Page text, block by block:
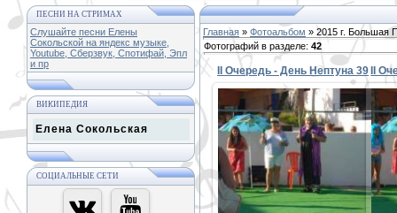
ПЕСНИ НА СТРИМАХ
Слушайте песни Елены
Сокольской на яндекс музыке,
Youtube, Сберзвук, Спотифай, Эпл
и пр
ВИКИПЕДИЯ
Елена Сокольская
СОЦИАЛЬНЫЕ СЕТИ
Главная » Фотоальбом » 2015 г. Большая
Фотографий в разделе: 42
II Очередь - День Нептуна 39
30.08.2015
PETER
II